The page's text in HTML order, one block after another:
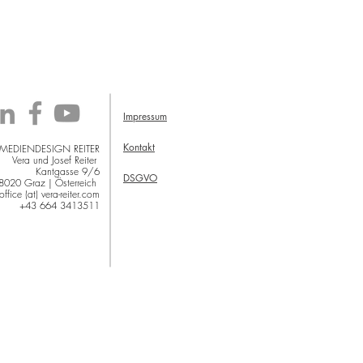
REITER
Vera und Josef Reiter
Kantgasse 9/6
8020 Graz | Österreich
office (at) vera-reiter.com
+43 664 3413511
Impressum
Kontakt
DSGVO